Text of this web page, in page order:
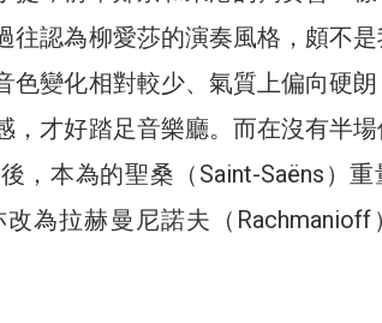
往認為柳愛莎的演奏風格，頗不
色變化相對較少、氣質上偏向硬
，才好踏足音樂廳。而在沒有半
，本為的聖桑（Saint-Saëns）重
改為拉赫曼尼諾夫（Rachmanioff